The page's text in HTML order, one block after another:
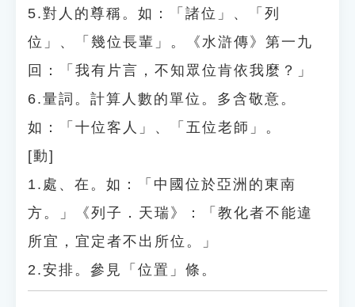
5.對人的尊稱。如：「諸位」、「列
位」、「幾位長輩」。《水滸傳》第一九
回：「我有片言，不知眾位肯依我麼？」
6.量詞。計算人數的單位。多含敬意。
如：「十位客人」、「五位老師」。
[動]
1.處、在。如：「中國位於亞洲的東南
方。」《列子．天瑞》：「教化者不能違
所宜，宜定者不出所位。」
2.安排。參見「位置」條。